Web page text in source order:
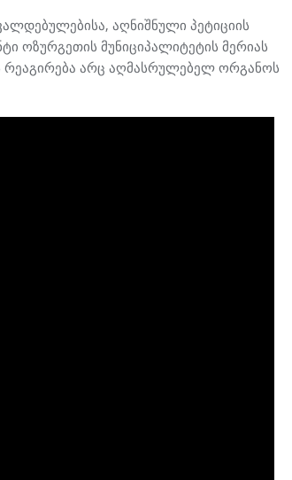
აღნიშნული პეტიციის
ოზურგეთის მუნიციპალიტეტის მერიას
რეაგირება არც აღმასრულებელ ორგანოს